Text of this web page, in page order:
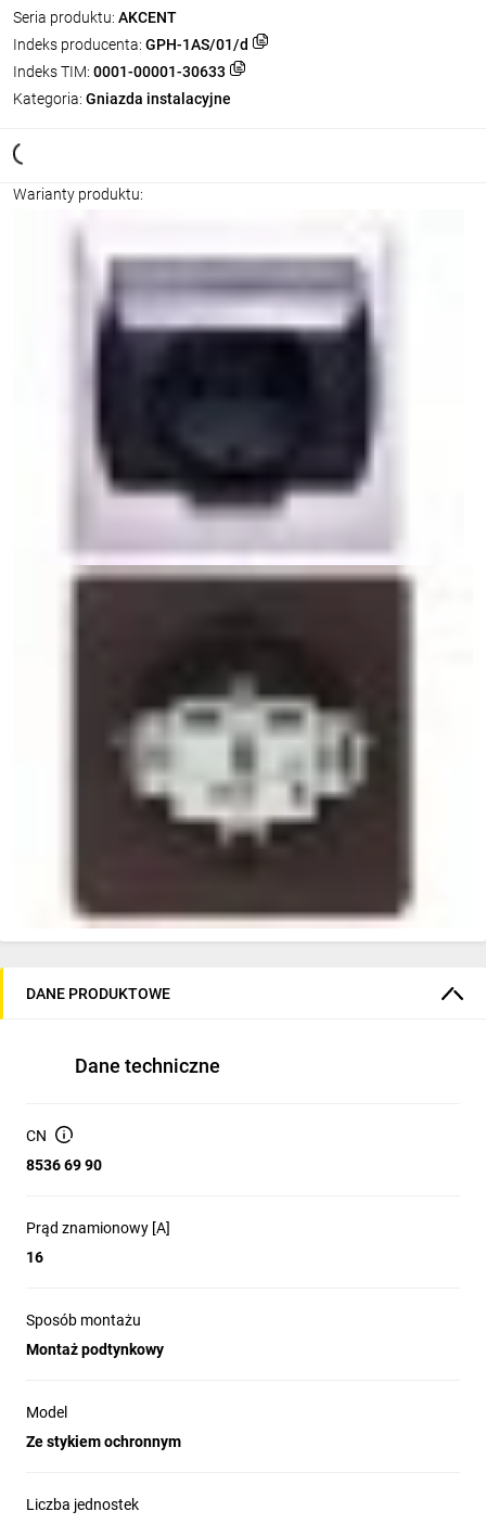
Seria produktu: AKCENT
Indeks producenta: GPH-1AS/01/d
Indeks TIM: 0001-00001-30633
Kategoria: Gniazda instalacyjne
Warianty produktu:
DANE PRODUKTOWE
Dane techniczne
CN
8536 69 90
Prąd znamionowy [A]
16
Sposób montażu
Montaż podtynkowy
Model
Ze stykiem ochronnym
Liczba jednostek